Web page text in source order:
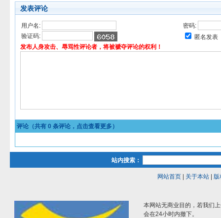
发表评论
用户名:
密码:
验证码:
匿名发表
发布人身攻击、辱骂性评论者，将被褫夺评论的权利！
评论（共有 0 条评论，点击查看更多）
站内搜索：
网站首页| 关于本站| 版
本网站无商业目的，若我们
会在24小时内撤下。